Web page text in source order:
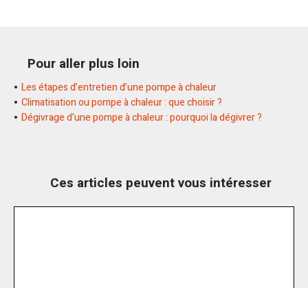
Pour aller plus loin
Les étapes d’entretien d’une pompe à chaleur
Climatisation ou pompe à chaleur : que choisir ?
Dégivrage d’une pompe à chaleur : pourquoi la dégivrer ?
Ces articles peuvent vous intéresser